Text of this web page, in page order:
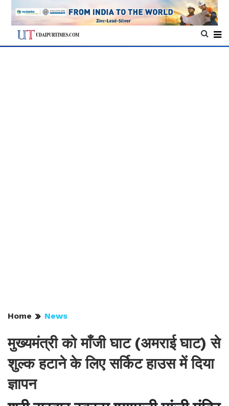
Home News
मुख्यमंत्री को माँजी घाट (अमराई घाट) से
शुल्क हटाने के लिए सर्किट हाउस में दिया
ज्ञापन